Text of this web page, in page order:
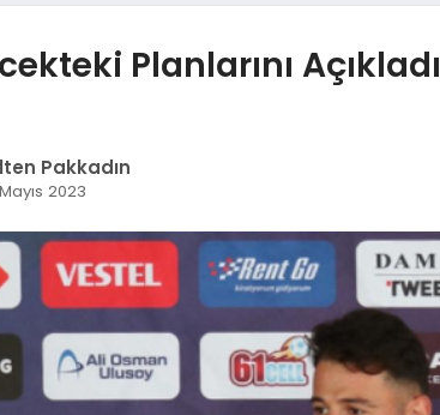
Planlarını Açıkladı
Pakkadın
2023